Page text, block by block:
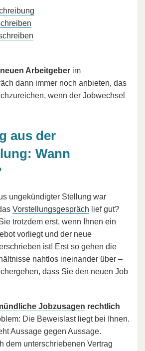
Arbeitgeber im
dann immer noch anbieten, das
wenn der Jobwechsel
aus der
Wann
ungekündigter Stellung war
Vorstellungsgespräch lief gut?
trotzdem erst, wenn Ihnen ein
vorliegt und der neue
ist! Erst so gehen die
nahtlos ineinander über –
dass Sie den neuen Job
Jobzusagen rechtlich
Die Beweislast liegt bei Ihnen.
Aussage gegen Aussage.
dem unterschriebenen Vertrag